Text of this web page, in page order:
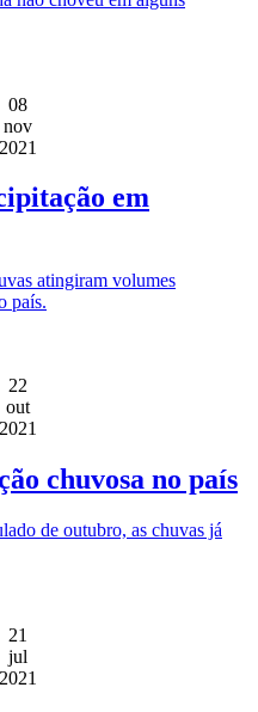
08
nov
2021
em
atingiram volumes
país.
22
out
2021
chuvosa no país
de outubro, as chuvas já
21
jul
2021